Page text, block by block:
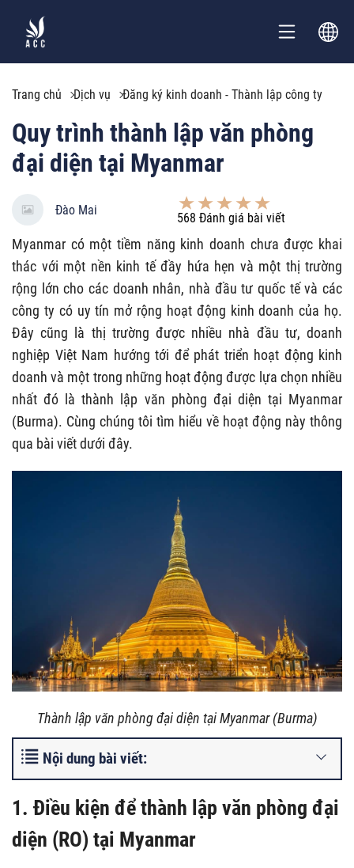
Trang chủ Dịch vụ Đăng ký kinh doanh - Thành lập công ty
Quy trình thành lập văn phòng
đại diện tại Myanmar
Đào Mai
568 Đánh giá bài viết
Myanmar có một tiềm năng kinh doanh chưa được khai
thác với một nền kinh tế đầy hứa hẹn và một thị trường
rộng lớn cho các doanh nhân, nhà đầu tư quốc tế và các
công ty có uy tín mở rộng hoạt động kinh doanh của họ.
Đây cũng là thị trường được nhiều nhà đầu tư, doanh
nghiệp Việt Nam hướng tới để phát triển hoạt động kinh
doanh và một trong những hoạt động được lựa chọn nhiều
nhất đó là thành lập văn phòng đại diện tại Myanmar
(Burma). Cùng chúng tôi tìm hiểu về hoạt động này thông
qua bài viết dưới đây.
Thành lập văn phòng đại diện tại Myanmar (Burma)
Nội dung bài viết:
1. Điều kiện để thành lập văn phòng đại
diện (RO) tại Myanmar